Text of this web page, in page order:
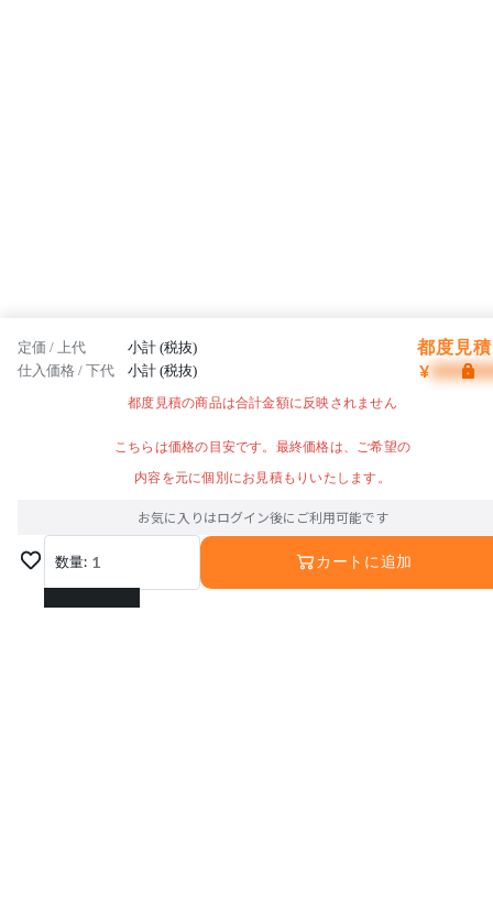
定価 / 上代 小計 (税抜) 都度見
仕入価格 / 下代 小計 (税抜) ¥
都度見積の商品は合計金額に反映されません
こちらは価格の目安です。最終価格は、ご希望の
内容を元に個別にお見積もりいたします。
お気に入りはログイン後にご利用可能です
数量: 1
1
カートに追加